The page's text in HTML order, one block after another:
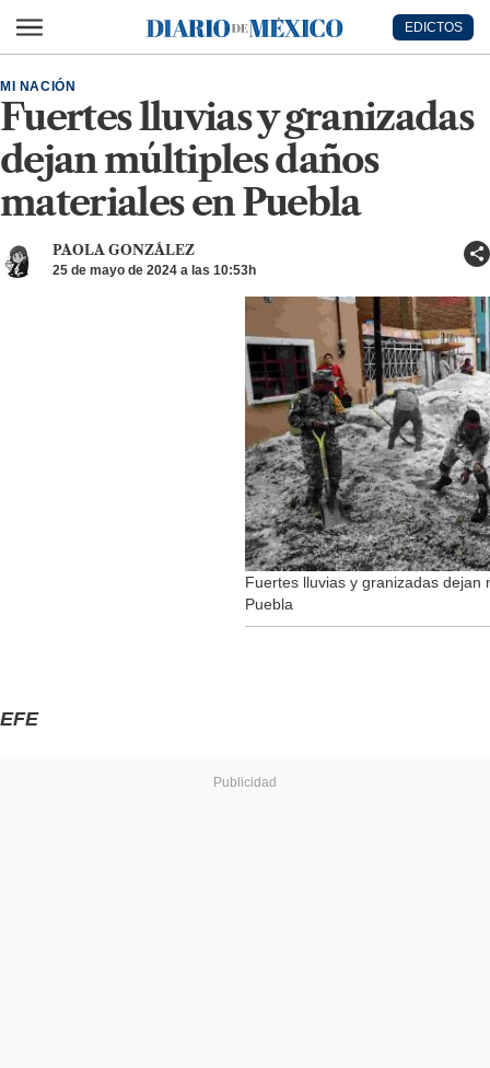
Diario de México
EDICTOS
Fuertes lluvias y granizadas
dejan múltiples daños
materiales en Puebla
MI NACIÓN
PAOLA GONZÁLEZ
25 de mayo de 2024 a las 10:53h
Fuertes lluvias y granizadas dejan
Puebla
EFE